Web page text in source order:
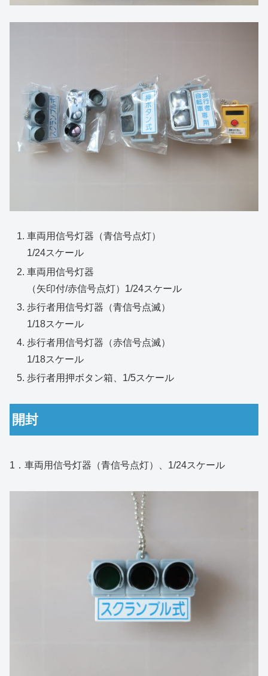
車両用信号灯器（青信号点灯）
1/24スケール
車両用信号灯器
（矢印付/赤信号点灯）1/24スケール
歩行者用信号灯器（青信号点滅）
1/18スケール
歩行者用信号灯器（赤信号点滅）
1/18スケール
歩行者用押ボタン箱、1/5スケール
開封
1．車両用信号灯器（青信号点灯）、1/24スケール